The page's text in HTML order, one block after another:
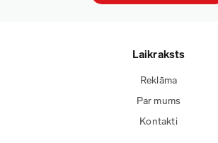
Laikraksts
Reklāma
Par mums
Kontakti